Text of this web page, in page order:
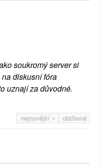
soukromý server si
diskusní fóra
uznají za důvodné.
nejnovější oblíbené